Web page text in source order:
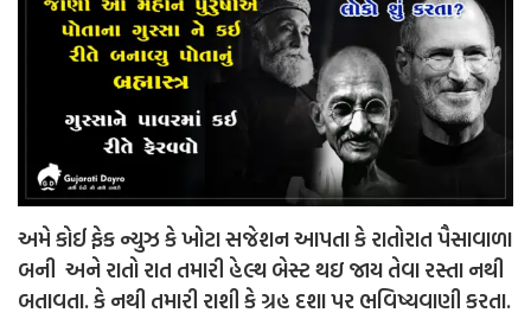
અમે કોઈ ફેક ન્યુઝ કે ખોટા સજેશન આપતા કે રાતોરાત પૈસાવાળા
બની અને રાતો રાત તમારી હેલ્થ બેસ્ટ થઇ જાય તેવા રસ્તા નથી
બતાવતા. કે નથી તમારી રાશી કે ગ્રહ દશા પર ભવિષ્યવાણી કરતા.